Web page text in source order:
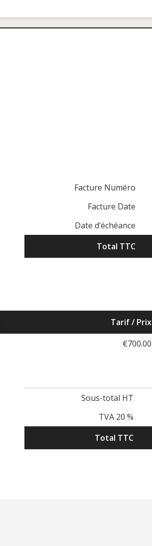
Facture Numéro
Facture Date
Date d’échéance
Total TTC
Tarif / Prix
€700.00
Sous-total HT
TVA 20 %
Total TTC